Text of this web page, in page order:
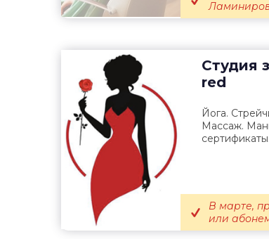
Студия
red
Йога.
Массаж.
сертификаты.
В марте,
или